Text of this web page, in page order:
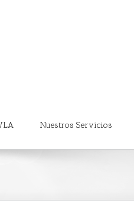
Nuestros Servicios